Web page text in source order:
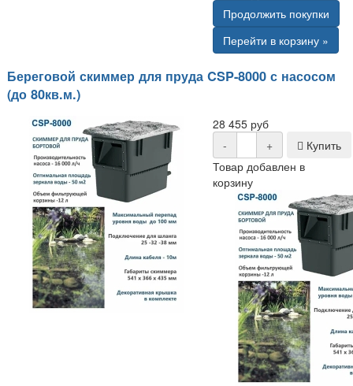
Продолжить покупки
Перейти в корзину »
Береговой скиммер для пруда CSP-8000 с насосом
(до 80кв.м.)
28 455 руб
-
+
Купить
Товар добавлен в
корзину